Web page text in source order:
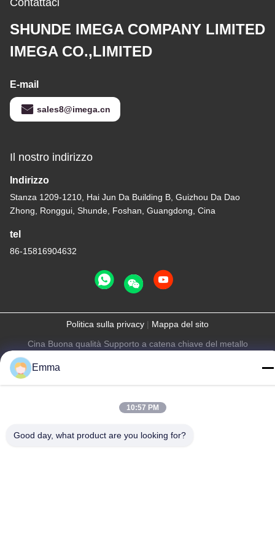
SHUNDE IMEGA COMPANY LIMITED
IMEGA CO.,LIMITED
E-mail
sales8@imega.cn
Il nostro indirizzo
Indirizzo
Stanza 1209-1210, Hai Jun Da Building B, Guizhou Da Dao
Zhong, Ronggui, Shunde, Foshan, Guangdong, Cina
tel
86-15816904632
Politica sulla privacy | Mappa del sito
Cina Buona qualità Supporto a catena chiave del metallo
Fornitore. -2026 SHUNDE IMEGA COMPANY LIMITED IMEGA
Emma
10:57 PM
Good day, what product are you looking for?